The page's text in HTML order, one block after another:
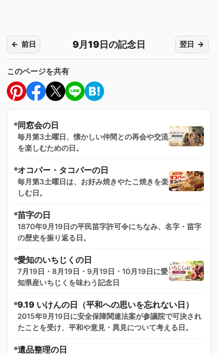
前日 9月19日の記念日 翌日
このページを共有
同窓会の日
毎月第3土曜日、懐かしい仲間との再会や交流
を楽しむための日。
オコパー・タコパーの日
毎月第3土曜日は、お好み焼きやたこ焼きを楽
しむ日。
苗字の日
1870年9月19日の平民苗字許可令にちなみ、名字・苗字
の歴史を振り返る日。
愛知のいちじくの日
7月19日・8月19日・9月19日・10月19日に愛
知県産いちじくを味わう記念日
9.19 いけんの日（平和への思いを忘れない日）
2015年9月19日に安全保障関連法案が参議院で可決され
たことを受け、平和や意見・異見について考える日。
遺品整理の日